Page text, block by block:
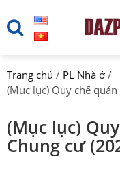
Trang chủ / PL Nhà ở/
(Mục lục) Quy chế
(Mục lục)
Chung cư